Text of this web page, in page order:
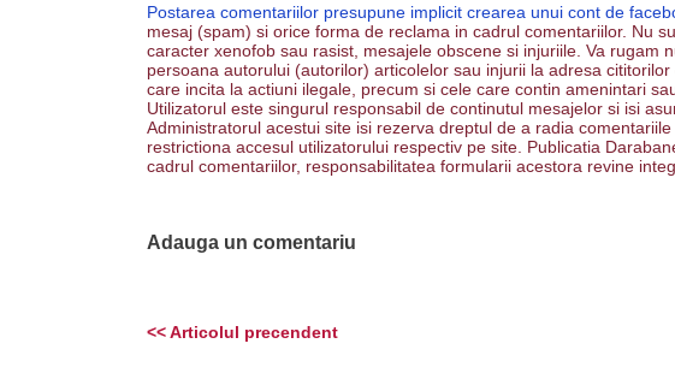
Postarea comentariilor presupune implicit crearea unui cont de
mesaj (spam) si orice forma de reclama in cadrul comentariilor. Nu
caracter xenofob sau rasist, mesajele obscene si injuriile. Va rugam
persoana autorului (autorilor) articolelor sau injurii la adresa
care incita la actiuni ilegale, precum si cele care contin amenintari
Utilizatorul este singurul responsabil de continutul mesajelor si isi
Administratorul acestui site isi rezerva dreptul de a radia
restrictiona accesul utilizatorului respectiv pe site. Publicatia
cadrul comentariilor, responsabilitatea formularii acestora revine
Adauga un comentariu
<< Articolul precendent